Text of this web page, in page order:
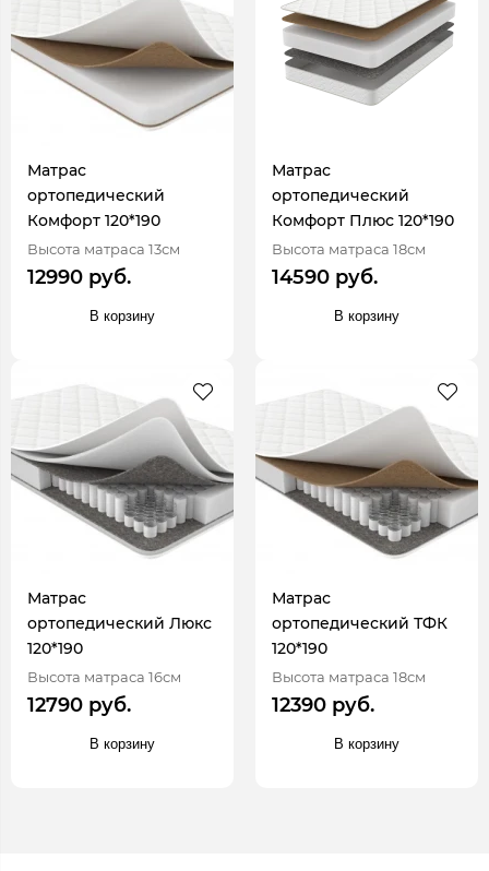
Матрас
ортопедический
Комфорт 120*190
Высота матраса 13см
12990 руб.
В корзину
Матрас
ортопедический
Комфорт Плюс 120*190
Высота матраса 18см
14590 руб.
В корзину
Матрас
ортопедический Люкс
120*190
Высота матраса 16см
12790 руб.
В корзину
Матрас
ортопедический ТФК
120*190
Высота матраса 18см
12390 руб.
В корзину